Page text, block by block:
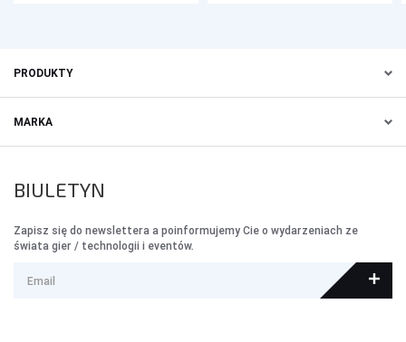
PRODUKTY
MARKA
BIULETYN
Zapisz się do newslettera a poinformujemy Cie o wydarzeniach ze
świata gier / technologii i eventów.